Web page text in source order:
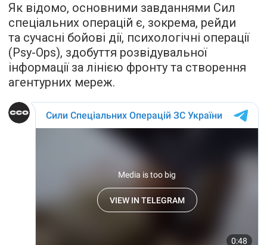
Як відомо, основними завданнями Сил
спеціальних операцій є, зокрема, рейди
та сучасні бойові дії, психологічні операції
(Psy-Ops), здобуття розвідувальної
інформації за лінією фронту та створення
агентурних мереж.